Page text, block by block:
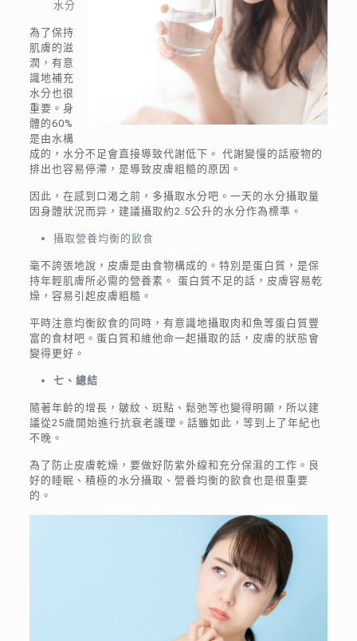
水分
為了保持
肌膚的滋
潤，有意
識地補充
水分也很
重要。身
體的60%
是由水構
成的，水分不足會直接導致代謝低下。 代謝變慢的話廢物的
排出也容易停滯，是導致皮膚粗糙的原因。
因此，在感到口渴之前，多攝取水分吧。一天的水分攝取量
因身體狀況而异，建議攝取約2.5公升的水分作為標準。
攝取營養均衡的飲食
毫不誇張地說，皮膚是由食物構成的。特別是蛋白質，是保
持年輕肌膚所必需的營養素。 蛋白質不足的話，皮膚容易乾
燥，容易引起皮膚粗糙。
平時注意均衡飲食的同時，有意識地攝取肉和魚等蛋白質豐
富的食材吧。蛋白質和維他命一起攝取的話，皮膚的狀態會
變得更好。
七、總結
隨著年齡的增長，皺紋、斑點、鬆弛等也變得明顯，所以建
議從25歲開始進行抗衰老護理。話雖如此，等到上了年紀也
不晚。
為了防止皮膚乾燥，要做好防紫外線和充分保濕的工作。良
好的睡眠、積極的水分攝取、營養均衡的飲食也是很重要
的。